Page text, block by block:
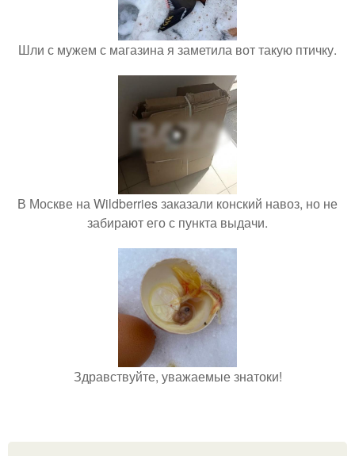
Шли с мужем с магазина я заметила вот такую птичку.
В Москве на Wildberries заказали конский навоз, но не
забирают его с пункта выдачи.
Здравствуйте, уважаемые знатоки!